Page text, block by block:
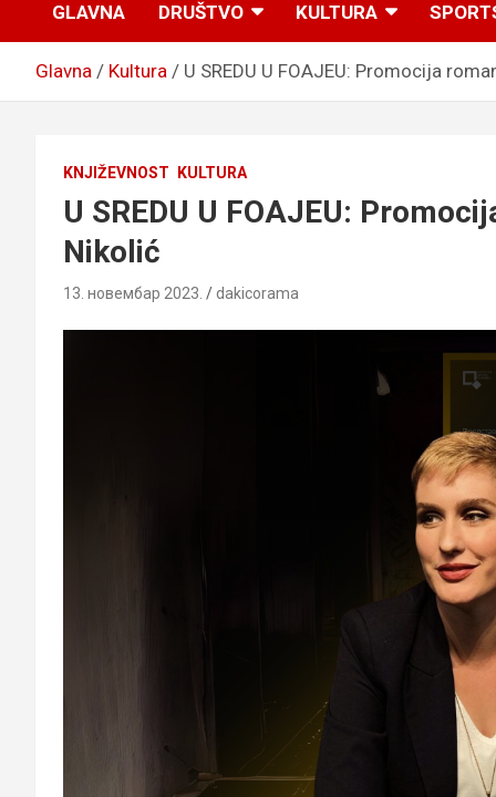
GLAVNA DRUŠTVO KULTURA
Glavna Kultura U SREDU U FOAJEU: Promocija
KNJIŽEVNOST KULTURA
U SREDU U FOAJEU:
Nikolić
13. новембар 2023. dakicorama